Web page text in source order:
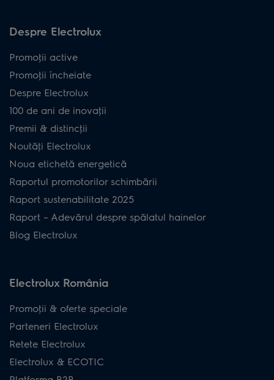
Despre Electrolux
Promoţii active
Promoţii încheiate
Despre Electrolux
100 de ani de inovaţii
Premii & distincţii
Noutăţi Electrolux
Noua etichetă energetică
Raportul promotorilor schimbării
Raport sustenabilitate 2025
Raport – Adevărul despre spălatul hainelor
Blog Electrolux
Electrolux România
Promoţii & oferte speciale
Parteneri Electrolux
Retete Electrolux
Electrolux & ECOTIC